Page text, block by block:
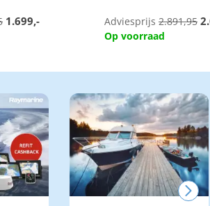
1.699,- Adviesprijs 2.891,95
Op voorraad